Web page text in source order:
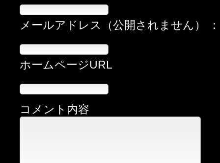
メールアドレス（公開されません）
ホームページURL
コメント内容